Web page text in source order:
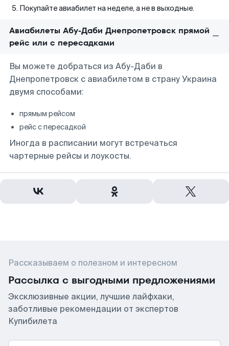
Покупайте авиабилет на неделе, а не в выходные.
Авиабилеты Абу-Даби Днепропетровск прямой
рейс или с пересадками
Вы можете добраться из Абу-Даби в
Днепропетровск с авиабилетом в страну Украина
двумя способами:
прямым рейсом
рейс с пересадкой
Иногда в расписании могут встречаться
чартерные рейсы и лоукосты.
Рассказываем о полезном и интересном
Рассылка с выгодными предложениями
Эксклюзивные акции, лучшие лайфхаки,
заботливые рекомендации от экспертов
Купибилета